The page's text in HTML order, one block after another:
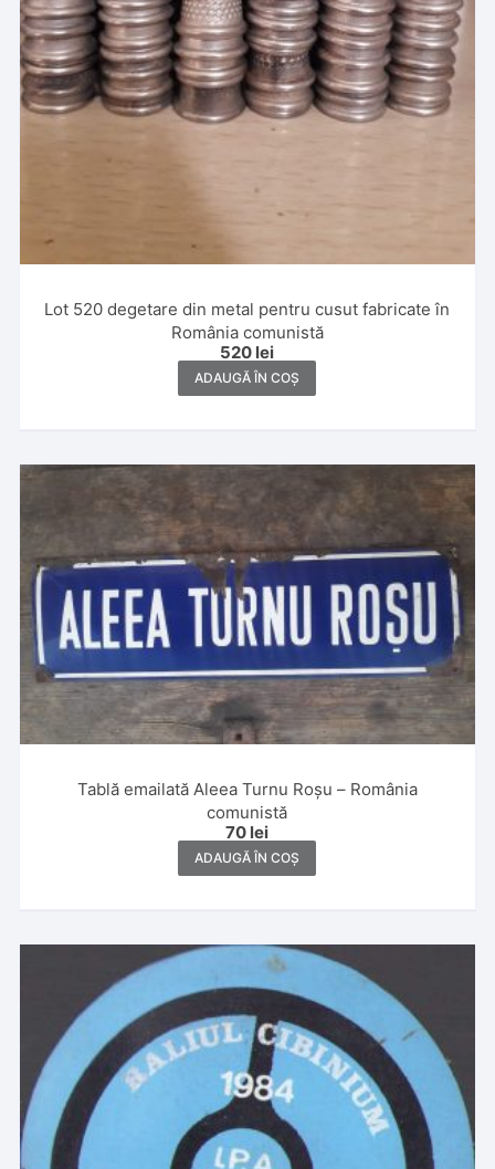
Lot 520 degetare din metal pentru cusut fabricate în
România comunistă
520 lei
ADAUGĂ ÎN COȘ
Tablă emailată Aleea Turnu Roșu – România
comunistă
70 lei
ADAUGĂ ÎN COȘ